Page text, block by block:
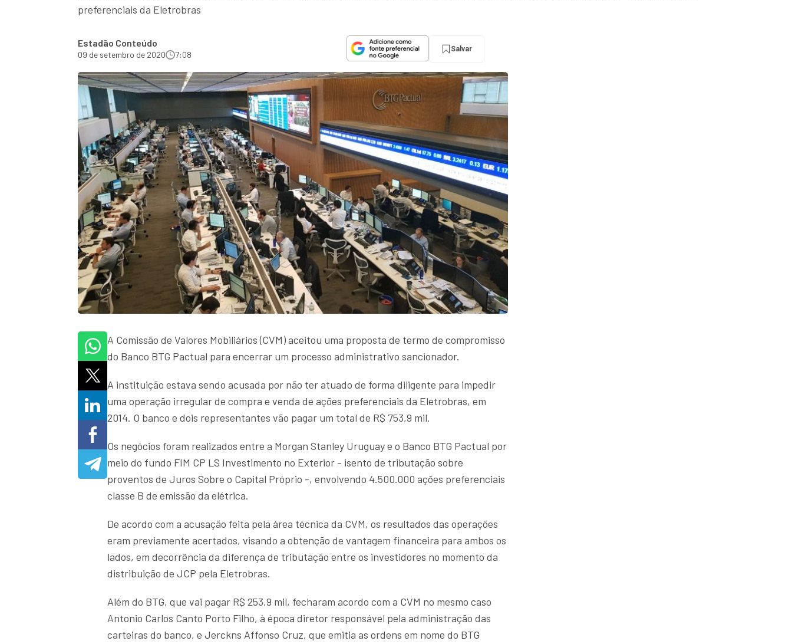
preferenciais da Eletrobras
Estadão Conteúdo
09 de setembro de 2020 7:08
Salvar
A Comissão de Valores Mobiliários (CVM) aceitou uma proposta de termo de compromisso
do Banco BTG Pactual para encerrar um processo administrativo sancionador.
A instituição estava sendo acusada por não ter atuado de forma diligente para impedir
uma operação irregular de compra e venda de ações preferenciais da Eletrobras, em
2014. O banco e dois representantes vão pagar um total de R$ 753,9 mil.
Os negócios foram realizados entre a Morgan Stanley Uruguay e o Banco BTG Pactual por
meio do fundo FIM CP LS Investimento no Exterior - isento de tributação sobre
proventos de Juros Sobre o Capital Próprio -, envolvendo 4.500.000 ações preferenciais
classe B de emissão da elétrica.
De acordo com a acusação feita pela área técnica da CVM, os resultados das operações
eram previamente acertados, visando a obtenção de vantagem financeira para ambos os
lados, em decorrência da diferença de tributação entre os investidores no momento da
distribuição de JCP pela Eletrobras.
Além do BTG, que vai pagar R$ 253,9 mil, fecharam acordo com a CVM no mesmo caso
Antonio Carlos Canto Porto Filho, à época diretor responsável pela administração das
carteiras do banco, e Jerckns Affonso Cruz, que emitia as ordens em nome do BTG